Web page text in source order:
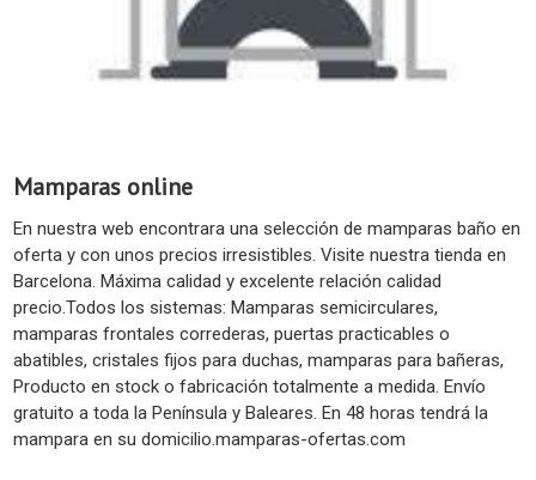
Mamparas online
En nuestra web encontrara una selección de mamparas baño en
oferta y con unos precios irresistibles. Visite nuestra tienda en
Barcelona. Máxima calidad y excelente relación calidad
precio.Todos los sistemas: Mamparas semicirculares,
mamparas frontales correderas, puertas practicables o
abatibles, cristales fijos para duchas, mamparas para bañeras,
Producto en stock o fabricación totalmente a medida. Envío
gratuito a toda la Península y Baleares. En 48 horas tendrá la
mampara en su domicilio.mamparas-ofertas.com